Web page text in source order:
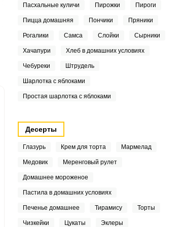
Пасхальные куличи Пирожки Пироги
Пицца домашняя Пончики Пряники
Рогалики Самса Слойки Сырники
Хачапури Хлеб в домашних условиях
Чебуреки Штрудель
Шарлотка с яблоками
Простая шарлотка с яблоками
Десерты
Глазурь Крем для торта Мармелад
Медовик Меренговый рулет
Домашнее мороженое
Пастила в домашних условиях
Печенье домашнее Тирамису Торты
Чизкейки Цукаты Эклеры
ШАГ
2 ИЗ 6